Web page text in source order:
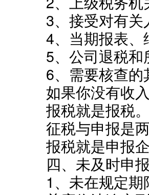
3、接受对有
4、当期报表
5、公司退税
6、需要核查的
如果你没有收
报税就是报税。
征税与申报是两
报税就是申报
四、未及时申
1、未在规定